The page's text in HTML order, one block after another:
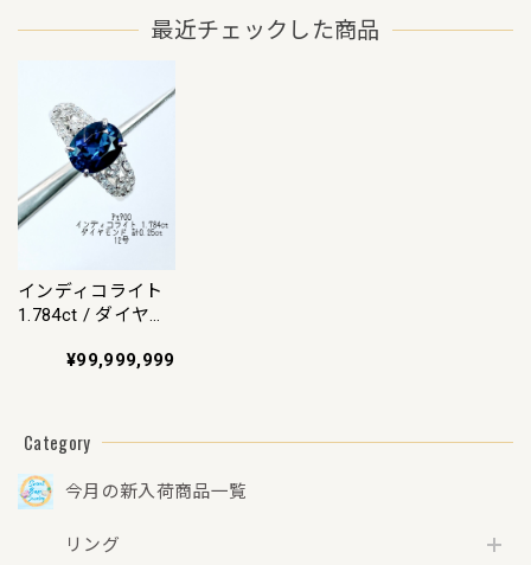
フレッシュメント
【3日以内返品可
（※カード/キャリ
ア決済の場合）】
仕上げ・補修・洗
ント(新品仕上げ・
最近チェックした商品
インディコライト
1.784ct / ダイヤモ
Pt900 リング 12号
補修・洗浄等済)】
【3日以内返品可
（※カード/キャリ
ア決済の場合）】
¥99,999,999
Category
今月の新入荷商品一覧
リング